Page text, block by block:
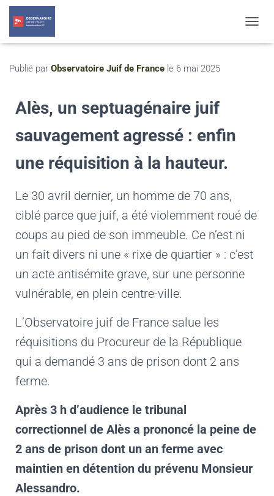
O
Publié par Observatoire Juif de France le 6 mai 2025
Alès, un septuagénaire juif
sauvagement agressé : enfin
une réquisition à la hauteur.
Le 30 avril dernier, un homme de 70 ans,
ciblé parce que juif, a été violemment roué de
coups au pied de son immeuble. Ce n’est ni
un fait divers ni une « rixe de quartier » : c’est
un acte antisémite grave, sur une personne
vulnérable, en plein centre-ville.
L’Observatoire juif de France salue les
réquisitions du Procureur de la République
qui a demandé 3 ans de prison dont 2 ans
ferme.
Après 3 h d’audience le tribunal
correctionnel de Alès a prononcé la peine de
2 ans de prison dont un an ferme avec
maintien en détention du prévenu Monsieur
Alessandro.